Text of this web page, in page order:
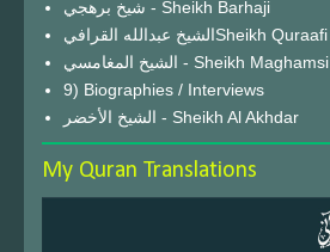
شيخ برهجي - Sheikh Barhaji
الشيخ عبدالله القرافيSheikh Quraafi
الشيخ المغامسي - Sheikh Maghamsi
9) Biographies / Interviews
الشيخ الأخضر - Sheikh Al Akhdar
My Quran Translations